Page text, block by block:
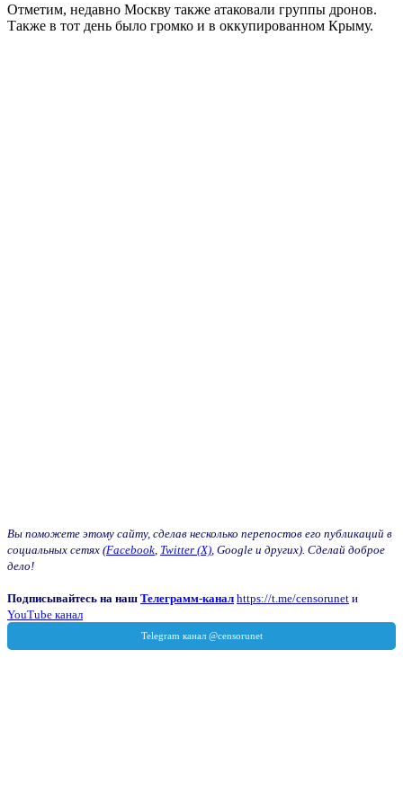
Отметим, недавно Москву также атаковали группы дронов.
Также в тот день было громко и в оккупированном Крыму.
Вы поможете этому сайту, сделав несколько перепостов его публикаций в
социальных сетях (Facebook Twitter (X) , Google и других). Сделай доброе
дело!
Подписывайтесь на наш Телеграмм-канал https://t.me/censorunet и
YouTube канал